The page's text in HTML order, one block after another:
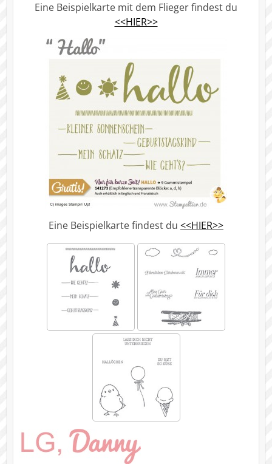
Eine Beispielkarte mit dem Flieger findest du
<<HIER>>
Eine Beispielkarte findest du <<HIER>>